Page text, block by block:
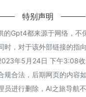
特别声明
的Gpt4都来源于网络，不
时，对于该外部链接的指
年5月24日 下午3:08
规合法，后期网页的内容
员进行删除，AI之旅导航